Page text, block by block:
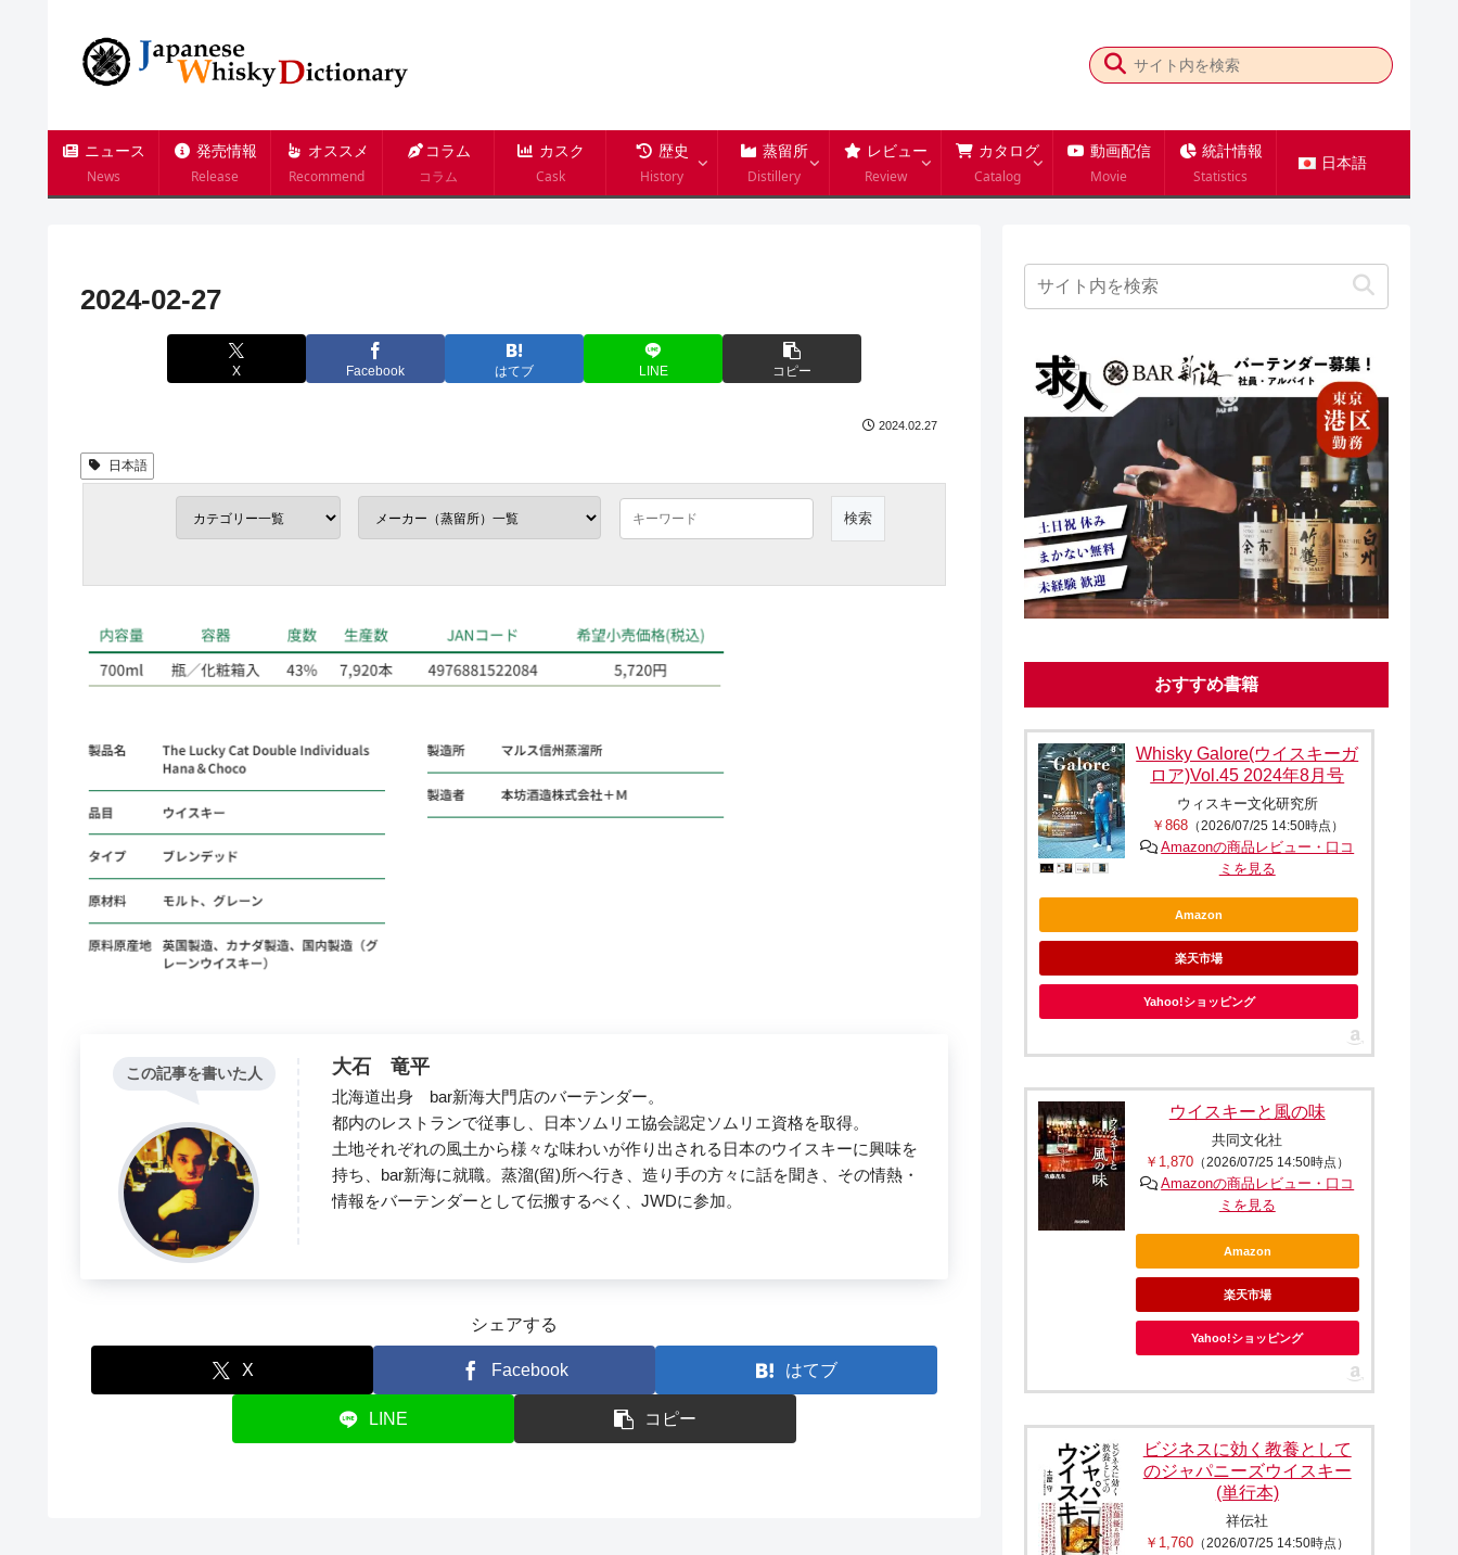
ニュース
News
発売情報
Release
オススメ
Recommend
コラム
コラム
カスク
Cask
歴史
History
蒸留所
Distillery
レビュー
Review
カタログ
Catalog
動画配信
Movie
統計情報
Statistics
日本語
2024-02-27
X Facebook はてブ LINE コピー
2024.02.27
日本語
この記事を書いた人 大石 竜平
北海道出身 bar新海大門店のバーテンダー。
都内のレストランで従事し、日本ソムリエ協会認定ソムリエ資格を取得。
土地それぞれの風土から様々な味わいが作り出される日本のウイスキーに興味を
持ち、bar新海に就職。蒸溜(留)所へ行き、造り手の方々に話を聞き、その情熱・
情報をバーテンダーとして伝搬するべく、JWDに参加。
シェアする
X Facebook はてブ
LINE コピー
おすすめ書籍
Whisky Galore(ウイスキーガ
ロア)Vol.45 2024年8月号
ウィスキー文化研究所
￥868（2026/07/25 14:50時点）
Amazonの商品レビュー・口コ
ミを見る
Amazon
楽天市場
Yahoo!ショッピング
ウイスキーと風の味
共同文化社
￥1,870 （2026/07/25 14:50時点）
Amazonの商品レビュー・口コ
ミを見る
Amazon
楽天市場
Yahoo!ショッピング
ビジネスに効く教養として
のジャパニーズウイスキー
(単行本)
祥伝社
￥1,760 （2026/07/25 14:50時点）